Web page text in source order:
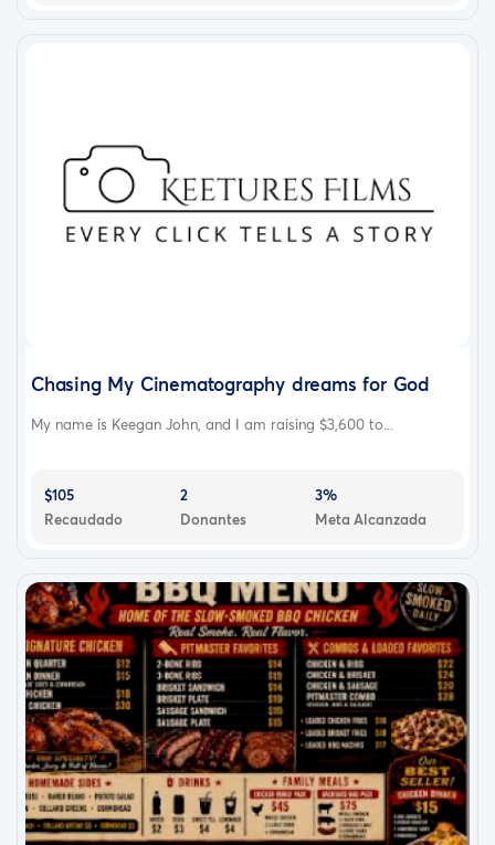
Chasing My Cinematography dreams for God
My name is Keegan John, and I am raising $3,600 to...
$105
Recaudado
2
Donantes
3%
Meta Alcanzada